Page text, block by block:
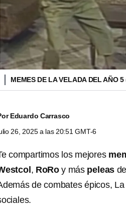
MEMES DE LA VELADA DEL AÑO 5
Eduardo Carrasco
26, 2025 a las 20:51 GMT-6
compartimos los mejores
, RoRo y más peleas
de combates épicos,